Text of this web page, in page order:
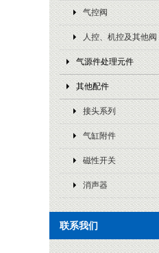
气控阀
人控、机控及其他阀
气源件处理元件
其他配件
接头系列
气缸附件
磁性开关
消声器
联系我们